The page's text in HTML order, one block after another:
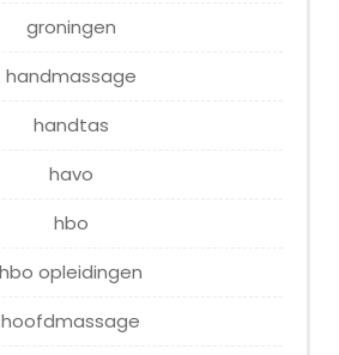
groningen
handmassage
handtas
havo
hbo
hbo opleidingen
hoofdmassage